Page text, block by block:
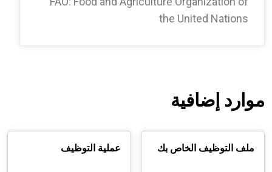
the United Nations
موارد إضافية
ملف التوظيف الخاص بك عملية التوظيف